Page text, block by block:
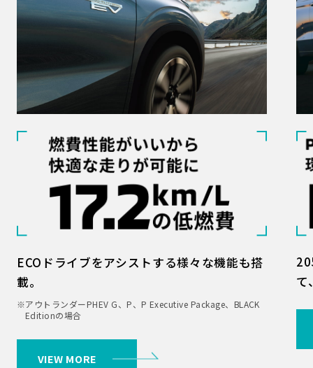
ECOドライブをアシストする様々な機能も搭
載。
※アウトランダーPHEV G、P、P Executive Package、BLACK
Editionの場合
VIEW MORE
て